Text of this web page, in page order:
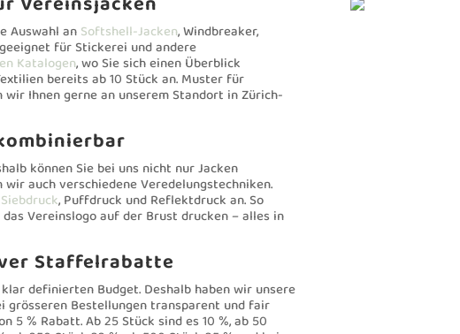
Auswahl anSoftshell-Jacken, Windbreaker,
für Stickerei und andere
Katalogen, wo Sie sich einen Überblick
bereits ab 10 Stück an. Muster für
Ihnen gerne an unserem Standort in Zürich-
können Sie bei uns nicht nur Jacken
auch verschiedene Veredelungstechniken.
Siebdruck, Puffdruck und Reflektdruck an. So
Vereinslogo auf der Brust drucken – alles in
Staffelrabatte
definierten Budget. Deshalb haben wir unsere
Bestellungen transparent und fair
% Rabatt. Ab 25 Stück sind es 10 %, ab 50